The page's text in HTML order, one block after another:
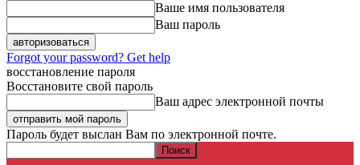
Ваше имя пользователя
Ваш пароль
Forgot your password? Get help
восстановление пароля
Восстановите свой пароль
Ваш адрес электронной почты
Пароль будет выслан Вам по электронной почте.